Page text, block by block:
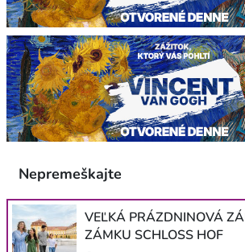
Nepremeškajte
VEĽKÁ PRÁZDNINOVÁ
ZÁMKU SCHLOSS HOF